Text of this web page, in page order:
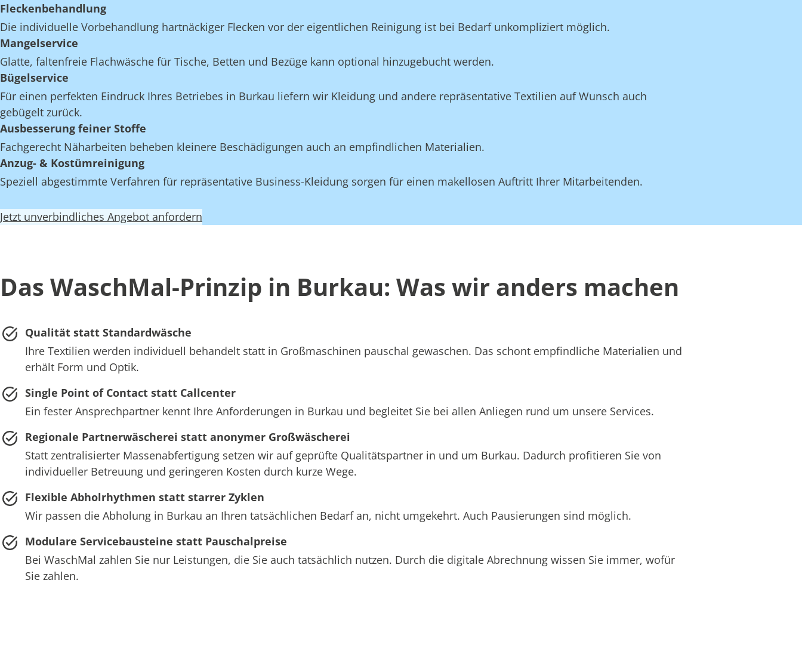
Fleckenbehandlung
Die individuelle Vorbehandlung hartnäckiger Flecken vor der eigentlichen Reinigung ist bei Bedarf unkompliziert möglich.
Mangelservice
Glatte, faltenfreie Flachwäsche für Tische, Betten und Bezüge kann optional hinzugebucht werden.
Bügelservice
Für einen perfekten Eindruck Ihres Betriebes in Burkau liefern wir Kleidung und andere repräsentative Textilien auf Wunsch auch
gebügelt zurück.
Ausbesserung feiner Stoffe
Fachgerecht Näharbeiten beheben kleinere Beschädigungen auch an empfindlichen Materialien.
Anzug- & Kostümreinigung
Speziell abgestimmte Verfahren für repräsentative Business-Kleidung sorgen für einen makellosen Auftritt Ihrer Mitarbeitenden.
Jetzt unverbindliches Angebot anfordern
Das WaschMal-Prinzip in Burkau: Was wir anders machen
Qualität statt Standardwäsche
Ihre Textilien werden individuell behandelt statt in Großmaschinen pauschal gewaschen. Das schont empfindliche Materialien und
erhält Form und Optik.
Single Point of Contact statt Callcenter
Ein fester Ansprechpartner kennt Ihre Anforderungen in Burkau und begleitet Sie bei allen Anliegen rund um unsere Services.
Regionale Partnerwäscherei statt anonymer Großwäscherei
Statt zentralisierter Massenabfertigung setzen wir auf geprüfte Qualitätspartner in und um Burkau. Dadurch profitieren Sie von
individueller Betreuung und geringeren Kosten durch kurze Wege.
Flexible Abholrhythmen statt starrer Zyklen
Wir passen die Abholung in Burkau an Ihren tatsächlichen Bedarf an, nicht umgekehrt. Auch Pausierungen sind möglich.
Modulare Servicebausteine statt Pauschalpreise
Bei WaschMal zahlen Sie nur Leistungen, die Sie auch tatsächlich nutzen. Durch die digitale Abrechnung wissen Sie immer, wofür
Sie zahlen.